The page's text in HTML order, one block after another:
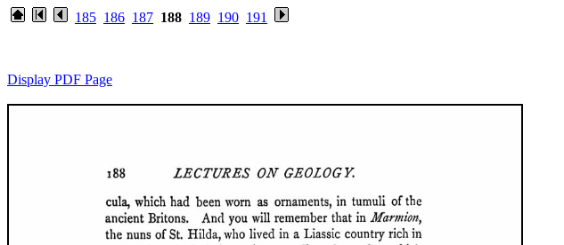
185 186 187 188 189 190 191
Display PDF Page